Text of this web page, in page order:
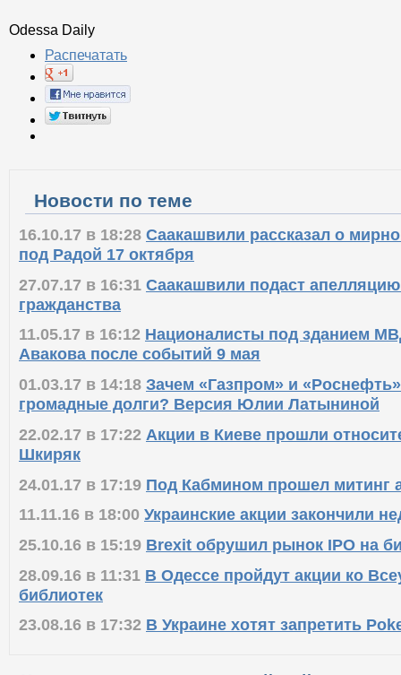
Odessa Daily
Распечатать
Новости по теме
16.10.17 в 18:28 Саакашвили рассказал о
под Радой 17 октября
27.07.17 в 16:31 Саакашвили подаст
гражданства
11.05.17 в 16:12 Националисты под зданием
Авакова после событий 9 мая
01.03.17 в 14:18 Зачем «Газпром» и
громадные долги? Версия Юлии Латыниной
22.02.17 в 17:22 Акции в Киеве прошли
Шкиряк
24.01.17 в 17:19 Под Кабмином прошел митинг
11.11.16 в 18:00 Украинские акции закончили
25.10.16 в 15:19 Brexit обрушил рынок IPO на
28.09.16 в 11:31 В Одессе пройдут акции ко
библиотек
23.08.16 в 17:32 В Украине хотят запретить